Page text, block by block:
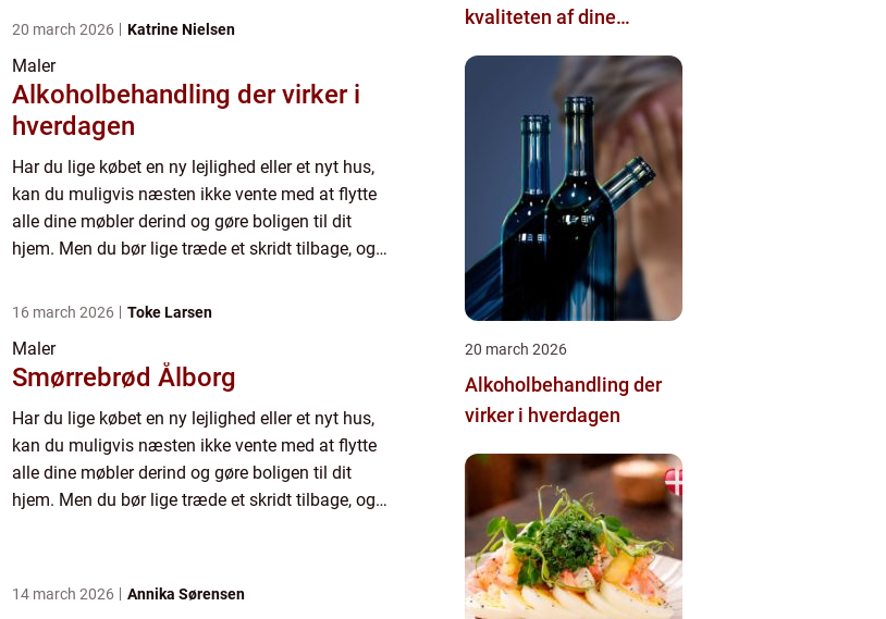
20 march 2026 Katrine Nielsen
Maler
Alkoholbehandling der virker i
hverdagen
Har du lige købet en ny lejlighed eller et nyt hus,
kan du muligvis næsten ikke vente med at flytte
alle dine møbler derind og gøre boligen til dit
hjem. Men du bør lige træde et skridt tilbage, og
16 march 2026 Toke Larsen
Maler
Smørrebrød Ålborg
Har du lige købet en ny lejlighed eller et nyt hus,
kan du muligvis næsten ikke vente med at flytte
alle dine møbler derind og gøre boligen til dit
hjem. Men du bør lige træde et skridt tilbage, og
14 march 2026 Annika Sørensen
kvaliteten af dine
20 march 2026
Alkoholbehandling der
virker i hverdagen